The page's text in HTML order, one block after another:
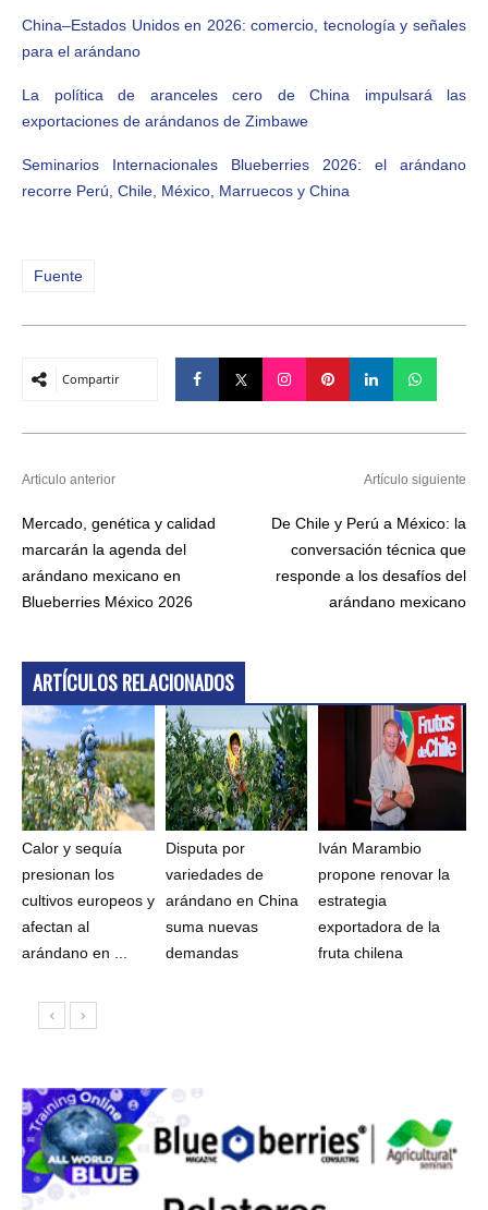
China–Estados Unidos en 2026: comercio, tecnología y señales
para el arándano
La política de aranceles cero de China impulsará las
exportaciones de arándanos de Zimbawe
Seminarios Internacionales Blueberries 2026: el arándano
recorre Perú, Chile, México, Marruecos y China
Fuente
Compartir
Articulo anterior
Mercado, genética y calidad
marcarán la agenda del
arándano mexicano en
Blueberries México 2026
Artículo siguiente
De Chile y Perú a México: la
conversación técnica que
responde a los desafíos del
arándano mexicano
ARTÍCULOS RELACIONADOS
Calor y sequía
presionan los
cultivos europeos y
afectan al
arándano en ...
Disputa por
variedades de
arándano en China
suma nuevas
demandas
Iván Marambio
propone renovar la
estrategia
exportadora de la
fruta chilena